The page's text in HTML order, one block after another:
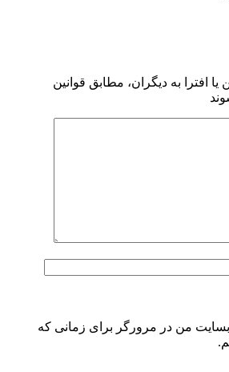
افترا به ديگران، مطابق قوانين
من در مرورگر برای زمانی که